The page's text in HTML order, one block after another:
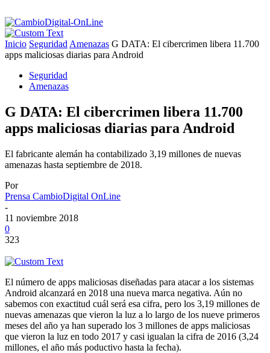
Inicio Seguridad Amenazas G DATA: El cibercrimen libera 11.700
apps maliciosas diarias para Android
Seguridad
Amenazas
G DATA: El cibercrimen libera 11.700
apps maliciosas diarias para Android
El fabricante alemán ha contabilizado 3,19 millones de nuevas
amenazas hasta septiembre de 2018.
Por
Prensa CambioDigital OnLine
-
11 noviembre 2018
0
323
El número de apps maliciosas diseñadas para atacar a los sistemas
Android alcanzará en 2018 una nueva marca negativa. Aún no
sabemos con exactitud cuál será esa cifra, pero los 3,19 millones de
nuevas amenazas que vieron la luz a lo largo de los nueve primeros
meses del año ya han superado los 3 millones de apps maliciosas
que vieron la luz en todo 2017 y casi igualan la cifra de 2016 (3,24
millones, el año más poductivo hasta la fecha).